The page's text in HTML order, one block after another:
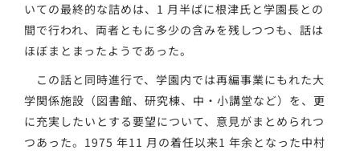
いての最終的な詰めは、1 月半ばに根津氏と学園長との
間で行われ、両者ともに多少の含みを残しつつも、話は
ほぼまとまったようであった。
この話と同時進行で、学園内では再編事業にもれた大
学関係施設（図書館、研究棟、中・小講堂など）を、更
に充実したいとする要望について、意見がまとめられつ
つあった。1975 年11 月の着任以来1 年余となった中村